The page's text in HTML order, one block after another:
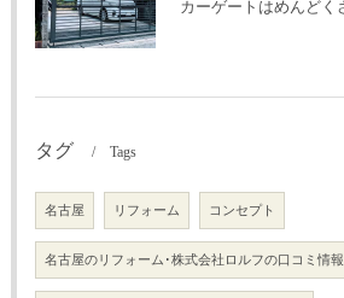
タグ Tags
名古屋 リフォーム コンセプト
名古屋のリフォーム･株式会社ロルフの口コミ情報